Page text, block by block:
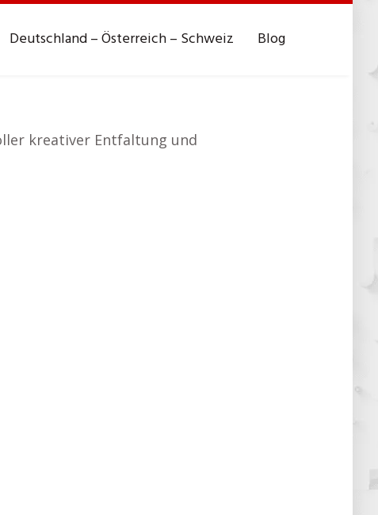
Deutschland – Österreich – Schweiz Blog
kreativer Entfaltung und